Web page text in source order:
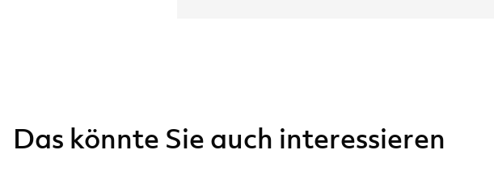
Das könnte Sie auch interessieren